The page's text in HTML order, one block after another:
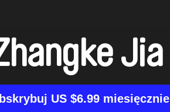
Jia
US $6.99 miesięcznie